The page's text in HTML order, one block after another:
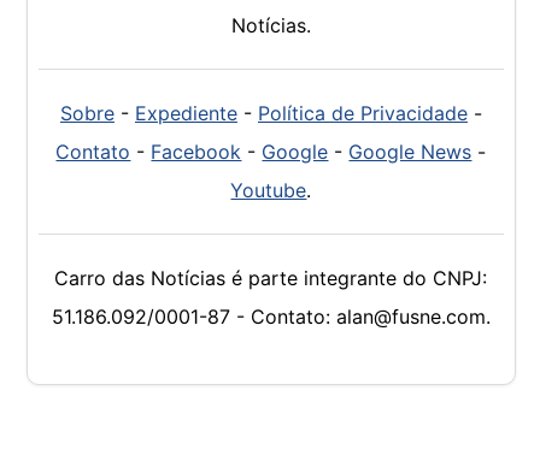
Notícias.
Sobre- Expediente- Política de Privacidade-
Contato - Facebook - Google - Google News -
Youtube.
Carro das Notícias é parte integrante do CNPJ:
51.186.092/0001-87 - Contato: alan@fusne.com.